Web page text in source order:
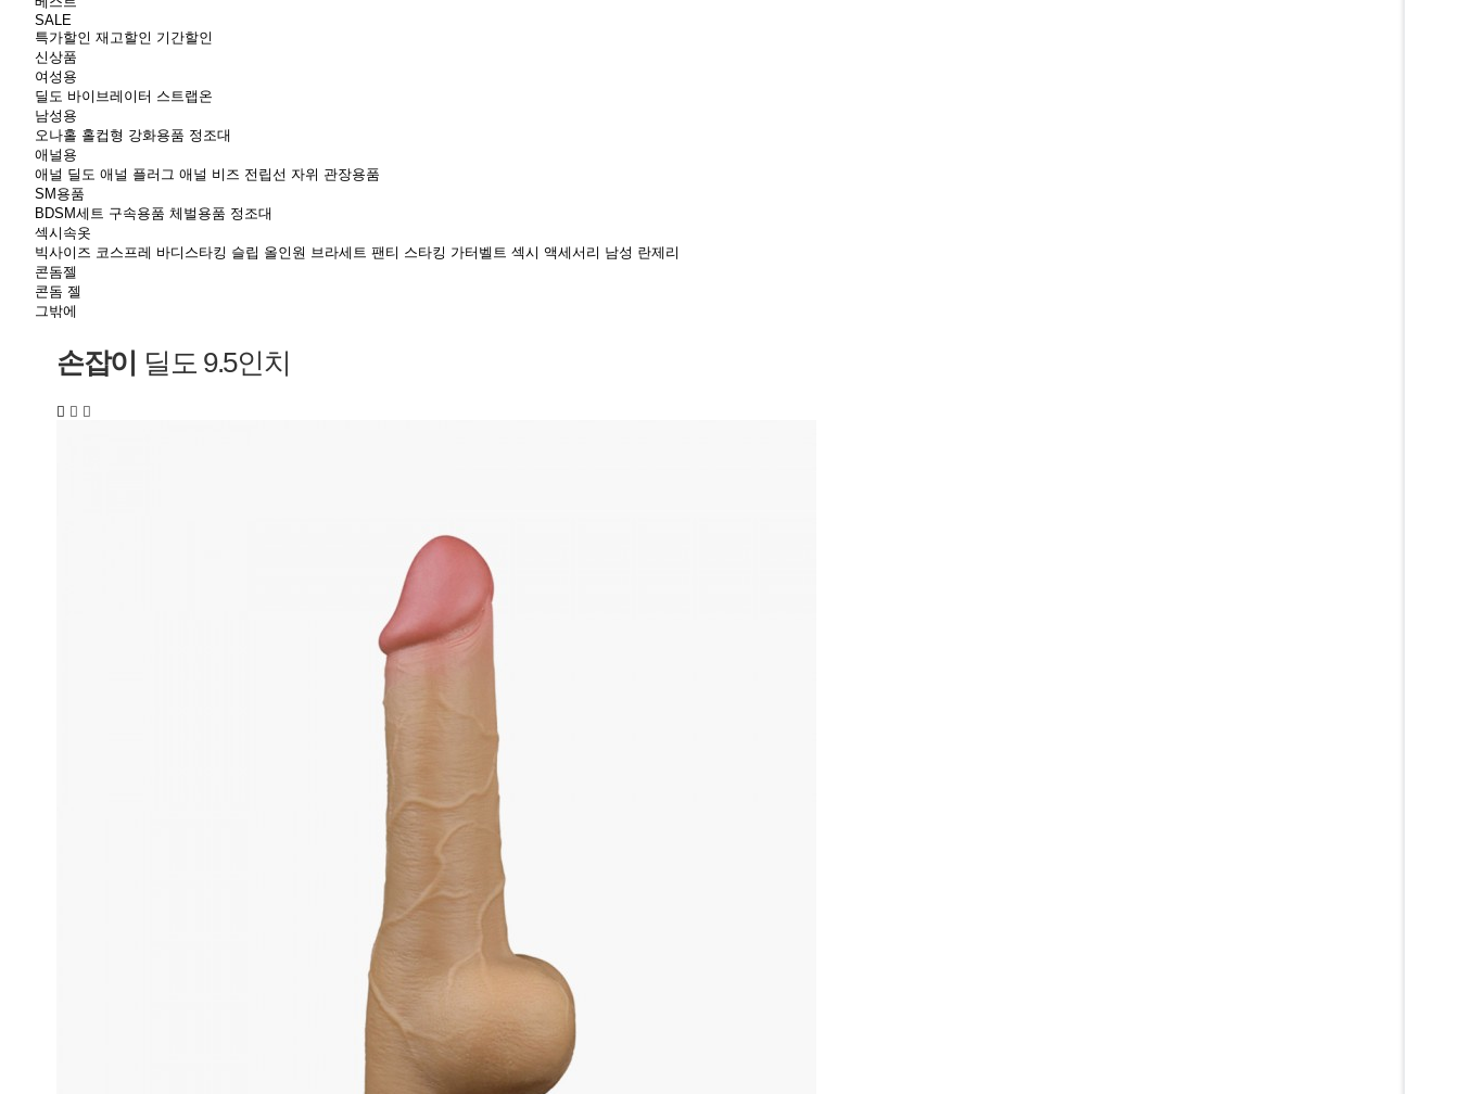
SALE
특가할인 재고할인 기간할인
신상품
여성용
딜도 바이브레이터 스트랩온
남성용
오나홀 홀컵형 강화용품 정조대
애널용
애널 딜도 애널 플러그 애널 비즈 전립선 자위 관장용품
SM용품
BDSM세트 구속용품 체벌용품 정조대
섹시속옷
빅사이즈 코스프레 바디스타킹 슬립 올인원 브라세트 팬티 스타킹 가터벨트 섹시 액세서리 남성 란제리
콘돔젤
콘돔 젤
그밖에
손잡이 딜도 9.5인치